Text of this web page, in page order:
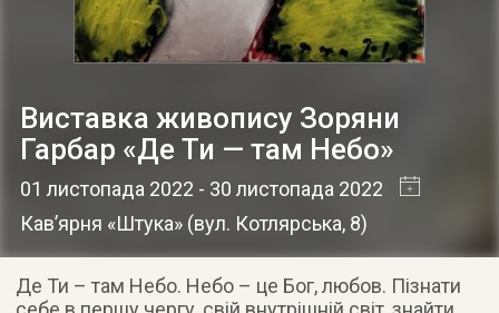
Виставка живопису Зоряни
Гарбар «Де Ти — там Небо»
01 листопада 2022 - 30 листопада 2022
Кав’ярня «Штука» (вул. Котлярська, 8)
Де Ти – там Небо. Небо – це Бог, любов. Пізнати